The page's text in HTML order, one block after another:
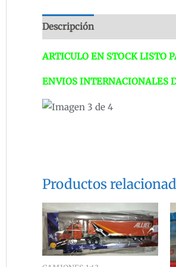
Descripción
ARTICULO EN STOCK LISTO
ENVIOS INTERNACIONALES
Productos